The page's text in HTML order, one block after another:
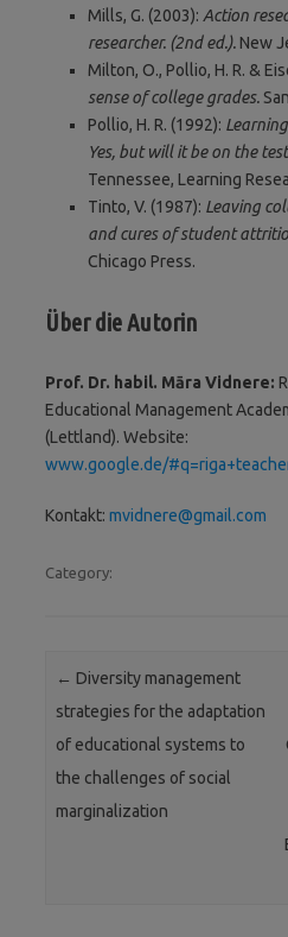
Mills, G. (2003): Action
researcher. (2nd ed.).New
Milton, O., Pollio, H. R. &
sense of college grades.
Pollio, H. R. (1992):
Yes, but will it be on the
Tennessee, Learning
Tinto, V. (1987): Leaving
and cures of student
Chicago Press.
Über die Autorin
Prof. Dr. habil. Māra Vidnere:
Educational Management
(Lettland). Website:
www.google.de/
Kontakt: mvidnere@gmail.com
Category:
Post navigation
← Diversity management
strategies for the adaptation
of educational systems to
the challenges of social
marginalization